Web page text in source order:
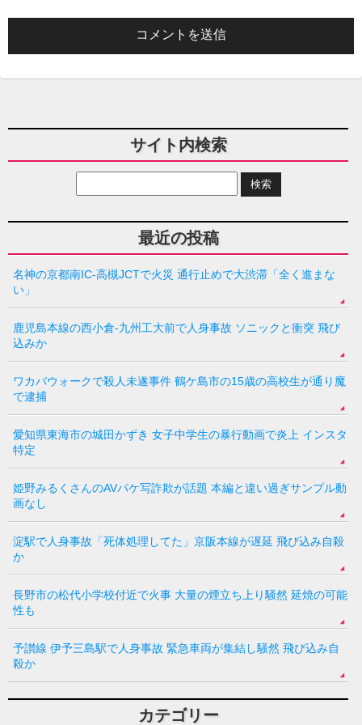
サイト内検索
最近の投稿
名神の京都南IC-高槻JCTで火災 通行止めで大渋滞「全く進まな
い」
鹿児島本線の西小倉-九州工大前で人身事故 ソニックと衝突 飛び
込みか
ワカバウォークで殺人未遂事件 鶴ケ島市の15歳の高校生が通り魔
で逮捕
愛知県東海市の城田かずき 女子中学生の暴行動画で炎上 インスタ
特定
姫野みるくさんのAVパケ写詐欺が話題 本編と違い過ぎサンプル動
画なし
淀駅で人身事故「死体処理してた」京阪本線が遅延 飛び込み自殺
か
長野市の松代小学校付近で火事 大量の煙立ち上り騒然 延焼の可能
性も
予讃線 伊予三島駅で人身事故 緊急車両が集結し騒然 飛び込み自
殺か
カテゴリー